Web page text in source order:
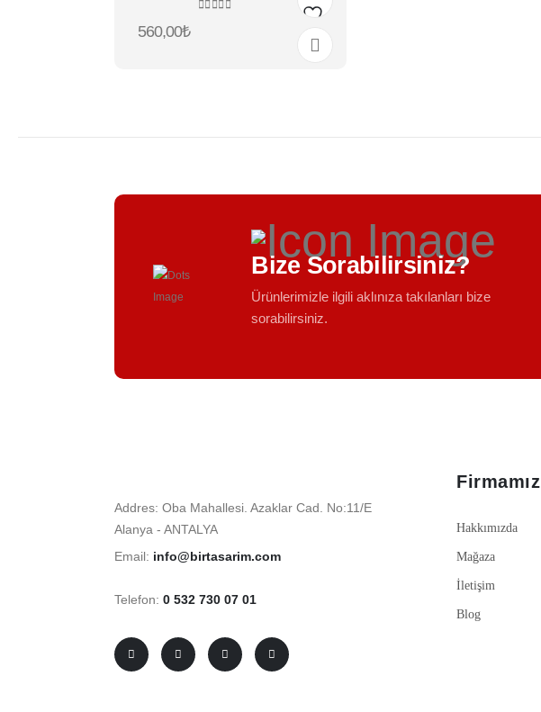
Favorilere
560,00₺
Bize Sorabilirsiniz?
Ürünlerimizle ilgili aklınıza takılanları bize
sorabilirsiniz.
Addres: Oba Mahallesi. Azaklar Cad. No:11/E
Alanya - ANTALYA
Email: info@birtasarim.com
Telefon: 0 532 730 07 01
Firmamız
Hakkımızda
Mağaza
İletişim
Blog